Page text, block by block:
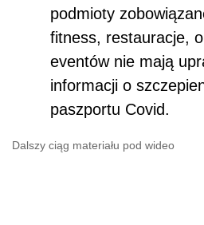
podmioty
fitness, restauracje,
eventów nie mają
informacji o
paszportu Covid.
Dalszy ciąg materiału pod wideo